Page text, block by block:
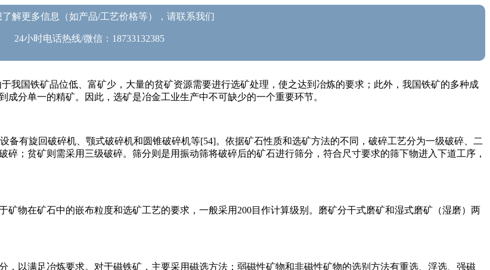
解更多信息（如产品/工艺价格等），请联系我们
24小时电话热线/微信：18733132385
我国铁矿品位低、富矿少，大量的贫矿资源需要进行选矿处理，使之达到冶炼的要求；此外，我国铁矿的多种成
分单一的精矿。因此，选矿是冶金工业生产中不可缺少的一个重要环节。
备有旋回破碎机、颚式破碎机和圆锥破碎机等[54]。依据矿石性质和选矿方法的不同，破碎工艺分为一级破碎、二
；贫矿则需采用三级破碎。筛分则是用振动筛将破碎后的矿石进行筛分，符合尺寸要求的筛下物进入下道工序，
物在矿石中的嵌布粒度和选矿工艺的要求，一般采用200目作计算级别。磨矿分干式磨矿和湿式磨矿（湿磨）两
以满足冶炼要求。对于磁铁矿，主要采用磁选方法；弱磁性矿物和非磁性矿物的选别方法有重选、浮选、强磁